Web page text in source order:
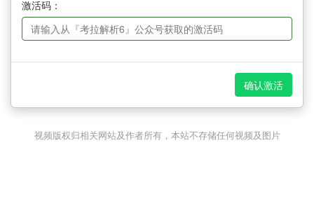
激活码：
确认激活
视频版权归相关网站及作者所有，本站不存储任何视频及图片